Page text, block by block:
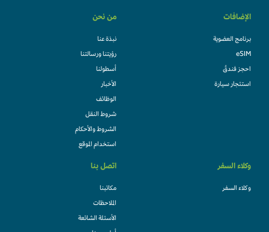
الإضافات
برنامج العضوية
eSIM
احجز فندقً
استئجار سيارة
من نحن
نبذة عنا
رؤيتنا ورسالتنا
أسطولنا
الأخبار
الوظائف
شروط النقل
الشروط والأحكام
استخدام الموقع
وكلاء السفر
وكلاء السفر
اتصل بنا
مكاتبنا
الملاحظات
الأسئلة الشائعة